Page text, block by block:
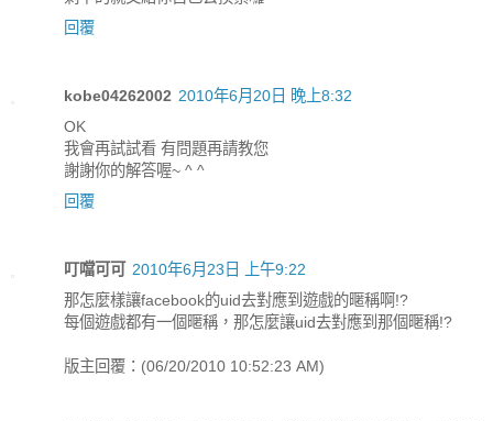
回覆
kobe04262002 2010年6月20日 晚上8:32
OK
我會再試試看 有問題再請教您
謝謝你的解答喔~ ^ ^
回覆
叮噹可可
2010年6月23日 上午9:22
那怎麼樣讓facebook的uid去對應到遊戲的暱稱啊!?
每個遊戲都有一個暱稱，那怎麼讓uid去對應到那個暱稱!?
版主回覆：(06/20/2010 10:52:23 AM)